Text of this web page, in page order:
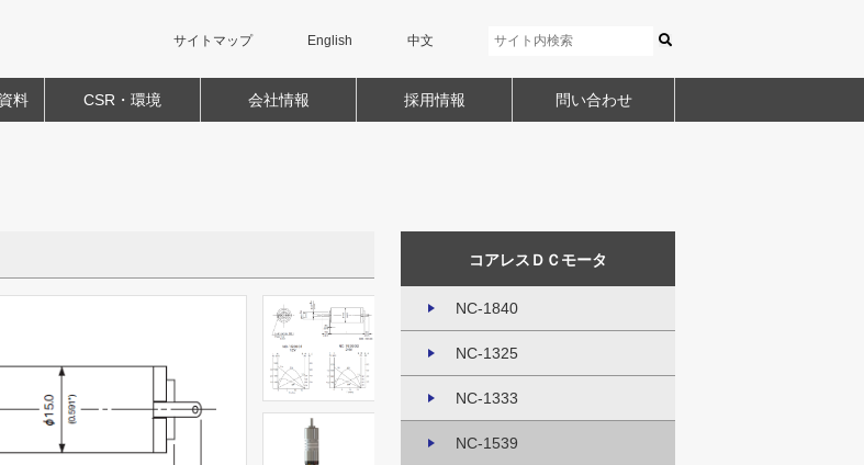
サイトマップ English 中文
料 CSR・環境 会社情報 採用情報 問い合わせ
コアレスＤＣモータ
NC-1840
NC-1325
NC-1333
NC-1539